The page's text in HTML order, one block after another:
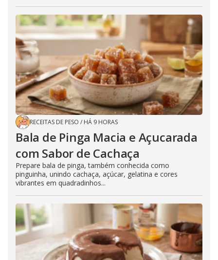
RECEITAS DE PESO / HÁ 9 HORAS
Bala de Pinga Macia e Açucarada
com Sabor de Cachaça
Prepare bala de pinga, também conhecida como
pinguinha, unindo cachaça, açúcar, gelatina e cores
vibrantes em quadradinhos...